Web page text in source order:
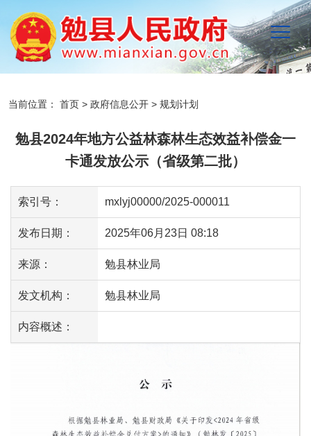
当前位置： 首页 > 政府信息公开 > 规划计划
勉县2024年地方公益林森林生态效益补偿金一
卡通发放公示（省级第二批）
索引号： mxlyj00000/2025-000011
发布日期： 2025年06月23日 08:18
来源： 勉县林业局
发文机构： 勉县林业局
内容概述：